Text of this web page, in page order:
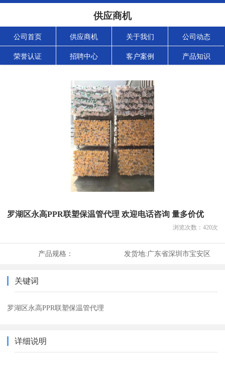
供应商机
公司首页 供应商机 关于我们 公司动态
荣誉认证 招聘中心 客户案例 产品知识
罗湖区永高PPR联塑保温管代理 欢迎电话咨询 量多价优
浏览次数： 420次
产品规格： 发货地:广东省深圳市宝安区
关键词
罗湖区永高PPR联塑保温管代理
详细说明